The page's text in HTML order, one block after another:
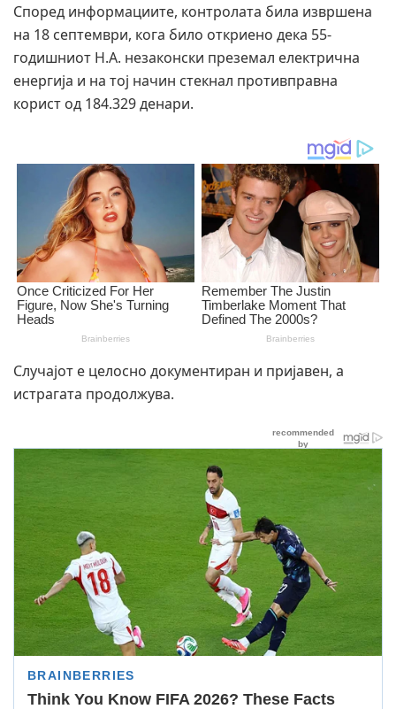
Според информациите, контролата била извршена
на 18 септември, кога било откриено дека 55-
годишниот Н.А. незаконски преземал електрична
енергија и на тој начин стекнал противправна
корист од 184.329 денари.
Случајот е целосно документиран и пријавен, а
истрагата продолжува.